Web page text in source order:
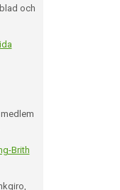
och
Brith